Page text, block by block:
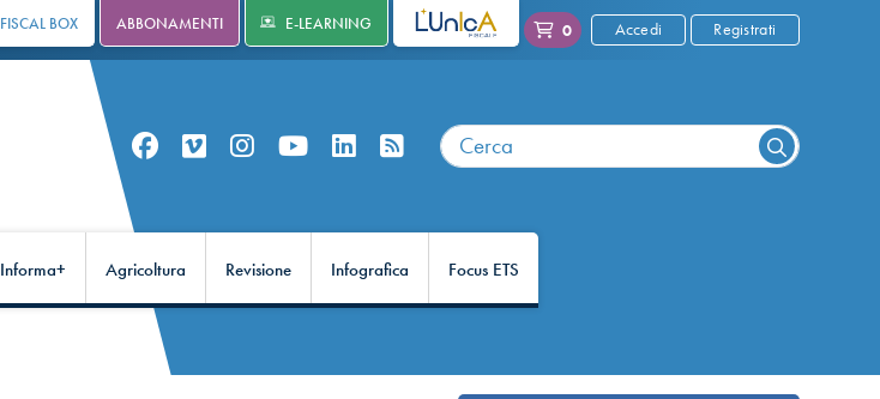
FISCAL BOX ABBONAMENTI E-LEARNING L'UNICA 0 Accedi Registrati
Informa+ Agricoltura Revisione Infografica Focus ETS